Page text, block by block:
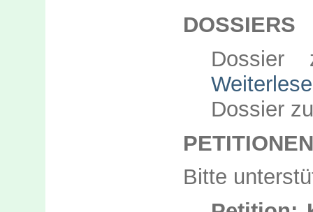
DOSSIERS
Dossier
PETITIONEN
Bitte